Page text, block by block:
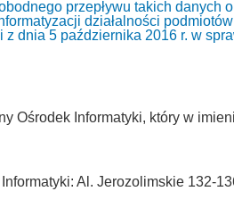
przepływu takich danych
działalności
dnia 5 października 2016 r. w
Ośrodek Informatyki, który w
Al. Jerozolimskie 132-